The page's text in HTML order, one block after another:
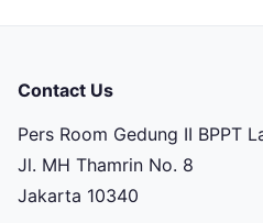
Contact Us
Pers Room Gedung II BPPT
Jl. MH Thamrin No. 8
Jakarta 10340